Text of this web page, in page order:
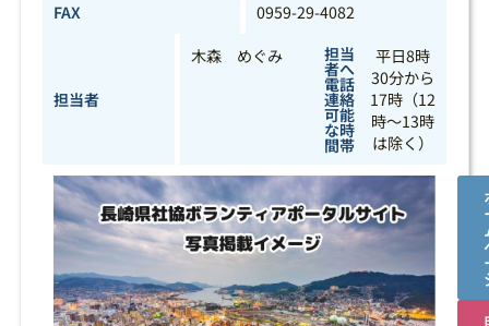
FAX
0959-29-4082
担当者
木森 めぐみ 担当
者へ
電話
連絡
可能
な時
間帯
平日8時
30分から
17時（12
時～13時
は除く）